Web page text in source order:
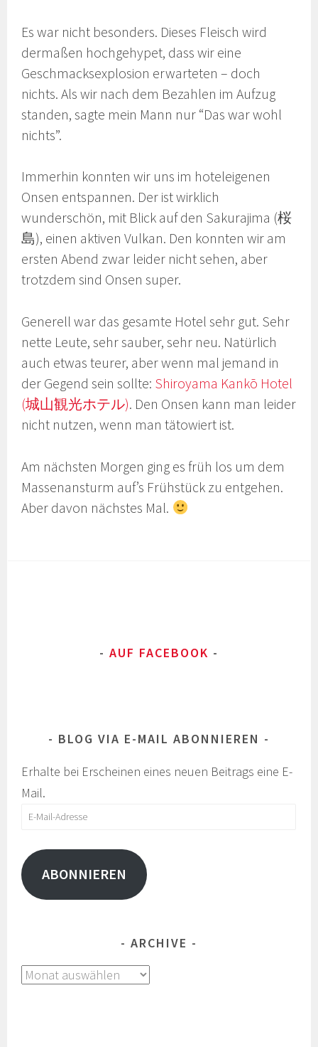
Es war nicht besonders. Dieses Fleisch wird
dermaßen hochgehypet, dass wir eine
Geschmacksexplosion erwarteten – doch
nichts. Als wir nach dem Bezahlen im Aufzug
standen, sagte mein Mann nur “Das war wohl
nichts”.
Immerhin konnten wir uns im hoteleigenen
Onsen entspannen. Der ist wirklich
wunderschön, mit Blick auf den Sakurajima (桜
島), einen aktiven Vulkan. Den konnten wir am
ersten Abend zwar leider nicht sehen, aber
trotzdem sind Onsen super.
Generell war das gesamte Hotel sehr gut. Sehr
nette Leute, sehr sauber, sehr neu. Natürlich
auch etwas teurer, aber wenn mal jemand in
der Gegend sein sollte: Shiroyama Kankō Hotel
(城山観光ホテル). Den Onsen kann man leider
nicht nutzen, wenn man tätowiert ist.
Am nächsten Morgen ging es früh los um dem
Massenansturm auf’s Frühstück zu entgehen.
Aber davon nächstes Mal.
AUF FACEBOOK
BLOG VIA E-MAIL ABONNIEREN
Erhalte bei Erscheinen eines neuen Beitrags eine E-
Mail.
E-
Adresse
ABONNIEREN
ARCHIVE
Archive